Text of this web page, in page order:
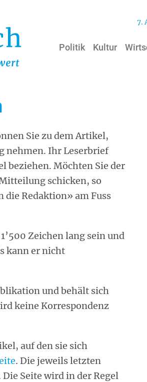
7.
Politik Kultur
Sie zu dem Artikel,
nehmen. Ihr Leserbrief
beziehen. Möchten Sie der
schicken, so
die Redaktion» am Fuss
Zeichen lang sein und
kann er nicht
und behält sich
keine Korrespondenz
auf den sie sich
. Die jeweils letzten
Seite wird in der Regel